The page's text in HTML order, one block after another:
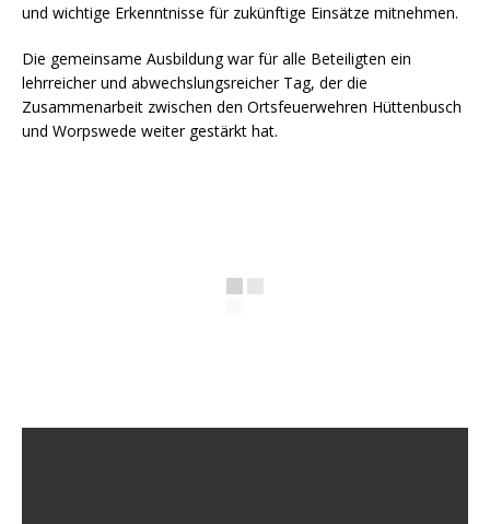
und wichtige Erkenntnisse für zukünftige Einsätze mitnehmen.
Die gemeinsame Ausbildung war für alle Beteiligten ein
lehrreicher und abwechslungsreicher Tag, der die
Zusammenarbeit zwischen den Ortsfeuerwehren Hüttenbusch
und Worpswede weiter gestärkt hat.